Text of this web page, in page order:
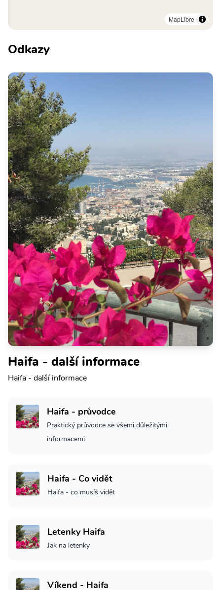
MapLibre
Odkazy
Haifa - další informace
Haifa - další informace
Haifa - průvodce
Praktický průvodce se všemi důležitými
informacemi
Haifa - Co vidět
Haifa - co musíš vidět
Letenky Haifa
Jak na letenky
Víkend - Haifa